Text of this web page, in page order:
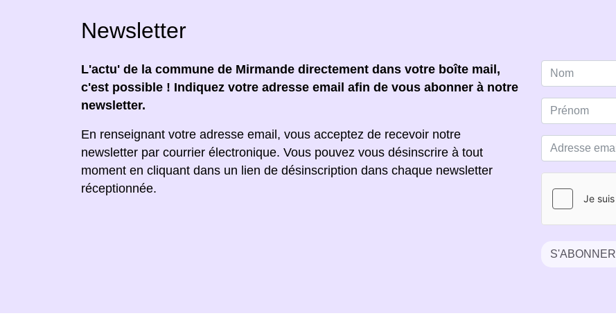
Newsletter
L'actu' de la commune de Mirmande directement dans votre boîte mail,
c'est possible ! Indiquez votre adresse email afin de vous abonner à notre
newsletter.
En renseignant votre adresse email, vous acceptez de recevoir notre
newsletter par courrier électronique. Vous pouvez vous désinscrire à tout
moment en cliquant dans un lien de désinscription dans chaque newsletter
réceptionnée.
S'ABONNER